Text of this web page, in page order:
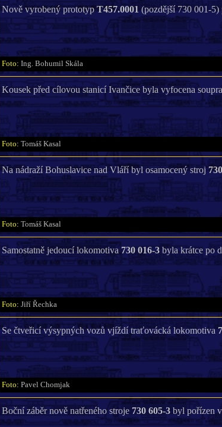
Nově vyrobený prototypT457.0001(pozdější 730 001-5)
Foto: Ing. Bohumil Skála
Kousek před cílovou stanicí Ivančice byla vyfocena
Foto: Tomáš Kasal
Na nádraží Bohuslavice nad Vláří byl osamocený stroj
Foto: Tomáš Kasal
Samostatně jedoucí lokomotiva 730 016-3 byla krátce po
Foto: Jiří Řechka
Se čtveřicí výsypných vozů vjíždí traťovácká lokomotiva
Foto: Pavel Chomjak
Boční záběr nově natřeného stroje 730 605-3 byl pořízen